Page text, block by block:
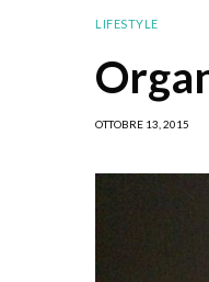
LIFESTYLE
OTTOBRE 13, 2015